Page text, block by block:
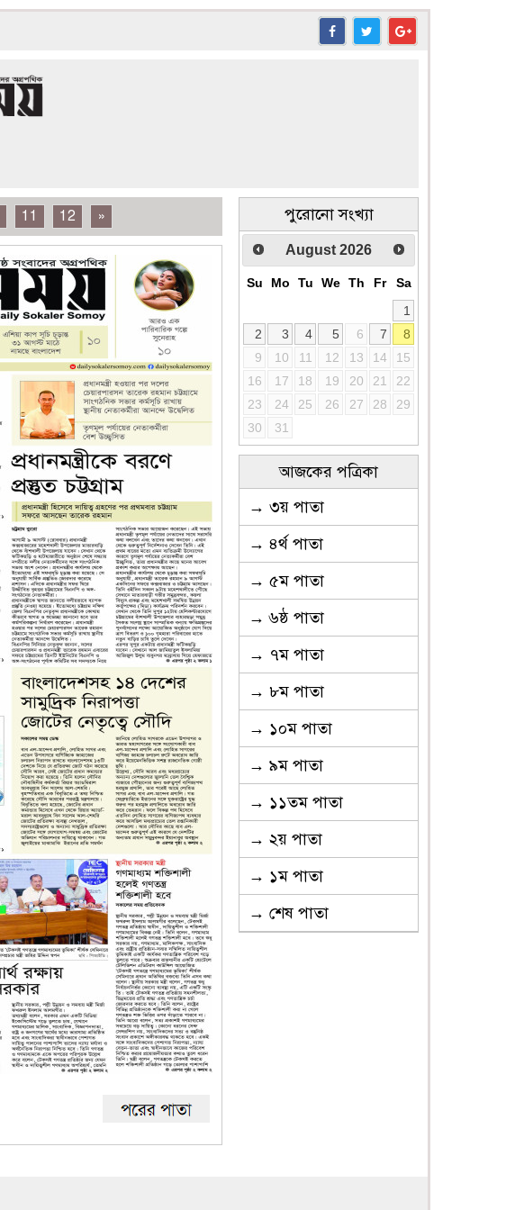
11 12 » পুরোনো সংখ্যা
August 2026
Su Mo Tu We Th Fr
Sa
1
2
3 4 5 6 7
8
9
10 11 12 13 14
15
16
17 18 19 20 21
22
23
24 25 26 27 28
29
30
31
আজকের পত্রিকা
→ ৩য় পাতা
→ ৪র্থ পাতা
→ ৫ম পাতা
→ ৬ষ্ঠ পাতা
→ ৭ম পাতা
→ ৮ম পাতা
→ ১০ম পাতা
→ ৯ম পাতা
→ ১১তম পাতা
→ ২য় পাতা
→ ১ম পাতা
→ শেষ পাতা